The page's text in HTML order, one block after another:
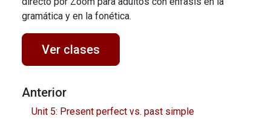
gramática y en la fonética.
Ver clases
Anterior
Unit 5: Present perfect vs. past simple